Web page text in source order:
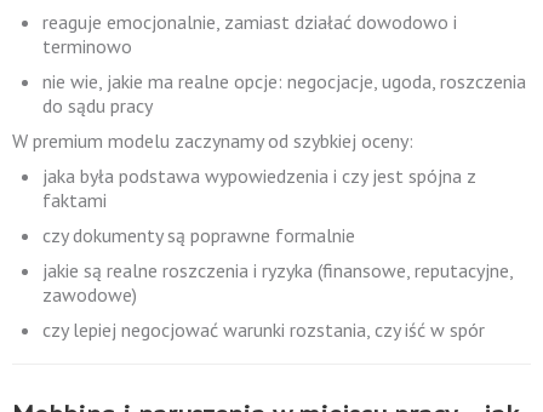
reaguje emocjonalnie, zamiast działać dowodowo i
terminowo
nie wie, jakie ma realne opcje: negocjacje, ugoda, roszczenia
do sądu pracy
W premium modelu zaczynamy od szybkiej oceny:
jaka była podstawa wypowiedzenia i czy jest spójna z
faktami
czy dokumenty są poprawne formalnie
jakie są realne roszczenia i ryzyka (finansowe, reputacyjne,
zawodowe)
czy lepiej negocjować warunki rozstania, czy iść w spór